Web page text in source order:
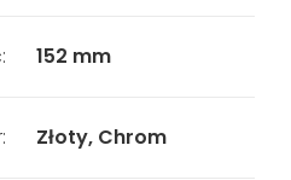
152 mm
Złoty, Chrom